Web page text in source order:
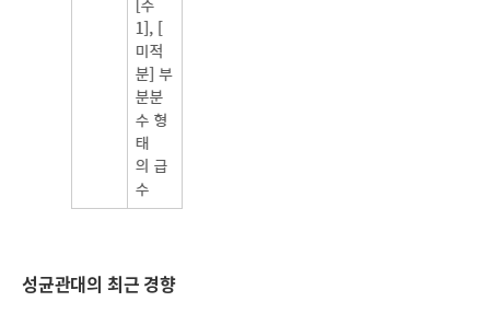
성균관대의 최근 경향